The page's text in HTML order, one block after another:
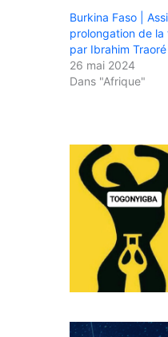
Burkina Faso |
prolongation de
par Ibrahim Traoré
26 mai 2024
Dans "Afrique"